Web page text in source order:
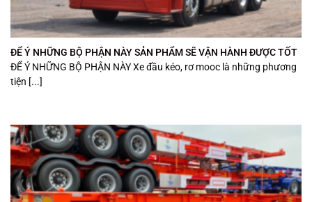
ĐỂ Ý NHỮNG BỘ PHẬN NÀY SẢN PHẨM SẼ VẬN HÀNH ĐƯỢC TỐT
ĐỂ Ý NHỮNG BỘ PHẬN NÀY Xe đầu kéo, rơ mooc là những phương
tiện [...]